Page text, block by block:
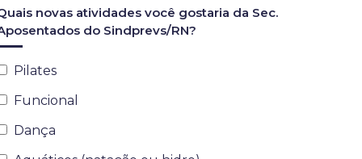
novas atividades você gostaria da Sec.
do Sindprevs/RN?
Pilates
Funcional
Dança